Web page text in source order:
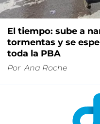
El tiempo: sube a
tormentas y se
toda la PBA
Por Ana Roche